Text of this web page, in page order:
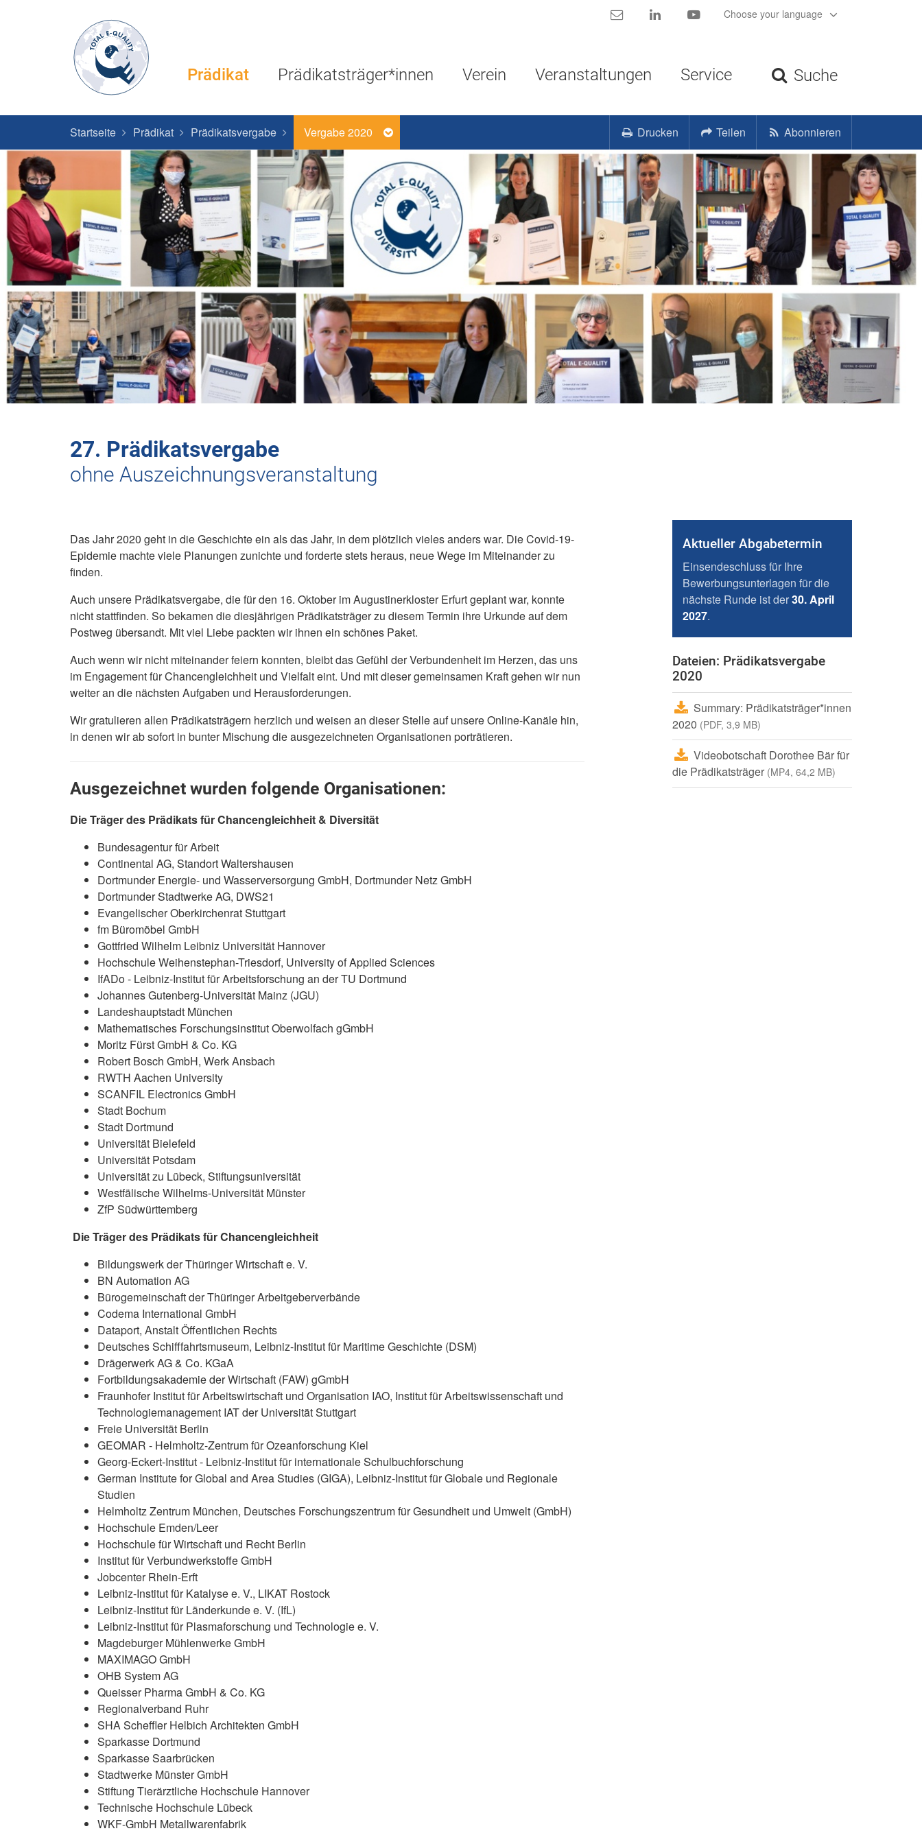
Kontakt LinkedIn YouTubeChoose your language
Prädikat Prädikatsträger*innen Verein Veranstaltungen Service Suche
Startseite Prädikat Prädikatsvergabe Vergabe 2020 Drucken Teilen Abonnieren
27. Prädikatsvergabe
ohne Auszeichnungsveranstaltung
Das Jahr 2020 geht in die Geschichte ein als das Jahr, in dem plötzlich vieles anders war. Die Covid-19-
Epidemie machte viele Planungen zunichte und forderte stets heraus, neue Wege im Miteinander zu
finden.
Auch unsere Prädikatsvergabe, die für den 16. Oktober im Augustinerkloster Erfurt geplant war, konnte
nicht stattfinden. So bekamen die diesjährigen Prädikatsträger zu diesem Termin ihre Urkunde auf dem
Postweg übersandt. Mit viel Liebe packten wir ihnen ein schönes Paket.
Auch wenn wir nicht miteinander feiern konnten, bleibt das Gefühl der Verbundenheit im Herzen, das uns
im Engagement für Chancengleichheit und Vielfalt eint. Und mit dieser gemeinsamen Kraft gehen wir nun
weiter an die nächsten Aufgaben und Herausforderungen.
Wir gratulieren allen Prädikatsträgern herzlich und weisen an dieser Stelle auf unsere Online-Kanäle hin,
in denen wir ab sofort in bunter Mischung die ausgezeichneten Organisationen porträtieren.
Ausgezeichnet wurden folgende Organisationen:
Die Träger des Prädikats für Chancengleichheit & Diversität
Bundesagentur für Arbeit
Continental AG, Standort Waltershausen
Dortmunder Energie- und Wasserversorgung GmbH, Dortmunder Netz GmbH
Dortmunder Stadtwerke AG, DWS21
Evangelischer Oberkirchenrat Stuttgart
fm Büromöbel GmbH
Gottfried Wilhelm Leibniz Universität Hannover
Hochschule Weihenstephan-Triesdorf, University of Applied Sciences
IfADo - Leibniz-Institut für Arbeitsforschung an der TU Dortmund
Johannes Gutenberg-Universität Mainz (JGU)
Landeshauptstadt München
Mathematisches Forschungsinstitut Oberwolfach gGmbH
Moritz Fürst GmbH & Co. KG
Robert Bosch GmbH, Werk Ansbach
RWTH Aachen University
SCANFIL Electronics GmbH
Stadt Bochum
Stadt Dortmund
Universität Bielefeld
Universität Potsdam
Universität zu Lübeck, Stiftungsuniversität
Westfälische Wilhelms-Universität Münster
ZfP Südwürttemberg
Die Träger des Prädikats für Chancengleichheit
Bildungswerk der Thüringer Wirtschaft e. V.
BN Automation AG
Bürogemeinschaft der Thüringer Arbeitgeberverbände
Codema International GmbH
Dataport, Anstalt Öffentlichen Rechts
Deutsches Schifffahrtsmuseum, Leibniz-Institut für Maritime Geschichte (DSM)
Drägerwerk AG & Co. KGaA
Fortbildungsakademie der Wirtschaft (FAW) gGmbH
Fraunhofer Institut für Arbeitswirtschaft und Organisation IAO, Institut für Arbeitswissenschaft und
Technologiemanagement IAT der Universität Stuttgart
Freie Universität Berlin
GEOMAR - Helmholtz-Zentrum für Ozeanforschung Kiel
Georg-Eckert-Institut - Leibniz-Institut für internationale Schulbuchforschung
German Institute for Global and Area Studies (GIGA), Leibniz-Institut für Globale und Regionale
Studien
Helmholtz Zentrum München, Deutsches Forschungszentrum für Gesundheit und Umwelt (GmbH)
Hochschule Emden/Leer
Hochschule für Wirtschaft und Recht Berlin
Institut für Verbundwerkstoffe GmbH
Jobcenter Rhein-Erft
Leibniz-Institut für Katalyse e. V., LIKAT Rostock
Leibniz-Institut für Länderkunde e. V. (IfL)
Leibniz-Institut für Plasmaforschung und Technologie e. V.
Magdeburger Mühlenwerke GmbH
MAXIMAGO GmbH
OHB System AG
Queisser Pharma GmbH & Co. KG
Regionalverband Ruhr
SHA Scheffler Helbich Architekten GmbH
Sparkasse Dortmund
Sparkasse Saarbrücken
Stadtwerke Münster GmbH
Stiftung Tierärztliche Hochschule Hannover
Technische Hochschule Lübeck
WKF-GmbH Metallwarenfabrik
Aktueller Abgabetermin
Einsendeschluss für Ihre
Bewerbungsunterlagen für die
nächste Runde ist der30. April
2027.
Dateien: Prädikatsvergabe
2020
Summary: Prädikatsträger*innen
2020 (PDF, 3,9 MB)
Videobotschaft Dorothee Bär für
die Prädikatsträger (MP4, 64,2 MB)